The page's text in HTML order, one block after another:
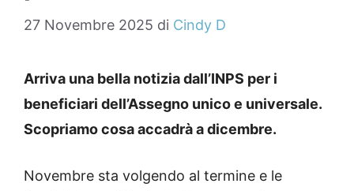
27 Novembre 2025 di Cindy D
Arriva una bella notizia dall’INPS per i
beneficiari dell’Assegno unico e universale.
Scopriamo cosa accadrà a dicembre.
Novembre sta volgendo al termine e le